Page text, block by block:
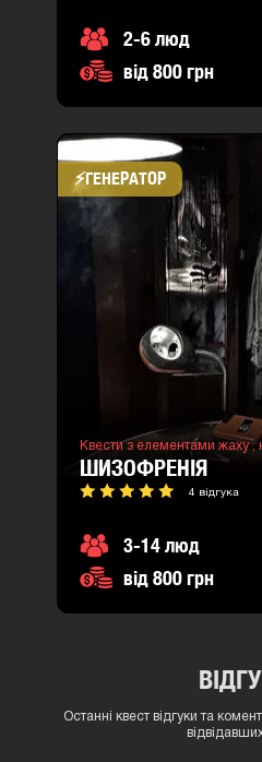
2-6 люд
від 800 грн
⚡​ГЕНЕРАТОР
Квести з елементами жаху ,
ШИЗОФРЕНІЯ
4 відгука
3-14 люд
від 800 грн
Останні квест відгуки та